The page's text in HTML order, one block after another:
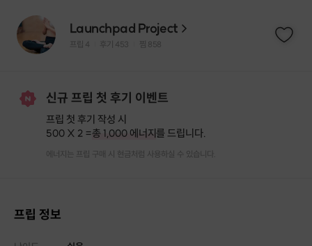
Launchpad Project
프립 4 후기 453 찜 858
신규 프립 첫 후기 이벤트
프립 첫 후기 작성 시
500 X 2 =총 1,000 에너지를 드립니다.
에너지는 프립 구매 시 현금처럼 사용하실 수 있습니다.
프립 정보